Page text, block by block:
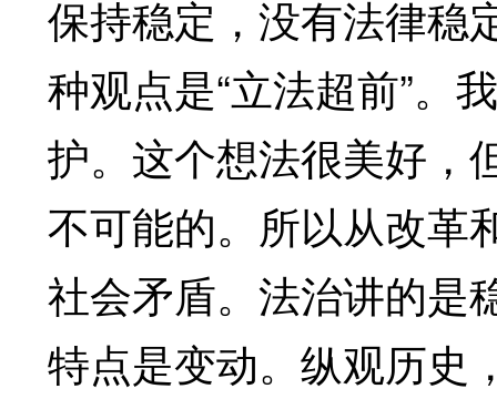
保持稳定，没有法律稳
种观点是“立法超前”。
护。这个想法很美好，
不可能的。所以从改革
社会矛盾。法治讲的是
特点是变动。纵观历史